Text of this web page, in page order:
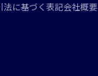
法に基づく表記会社概要